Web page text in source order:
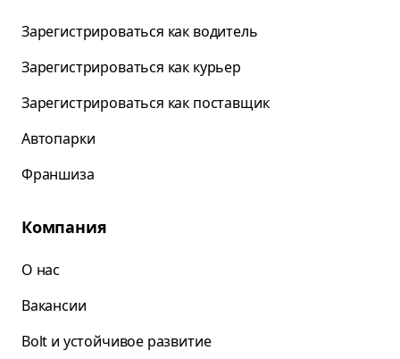
Зарегистрироваться как водитель
Зарегистрироваться как курьер
Зарегистрироваться как поставщик
Автопарки
Франшиза
Компания
О нас
Вакансии
Bolt и устойчивое развитие